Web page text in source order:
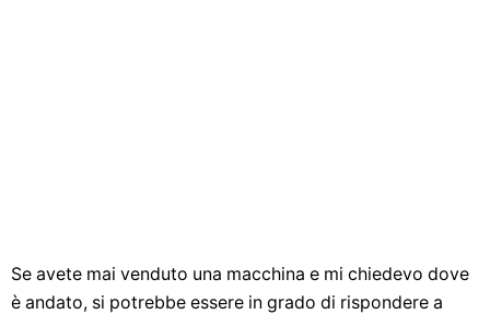
Se avete mai venduto una macchina e mi chiedevo dove
è andato, si potrebbe essere in grado di rispondere a